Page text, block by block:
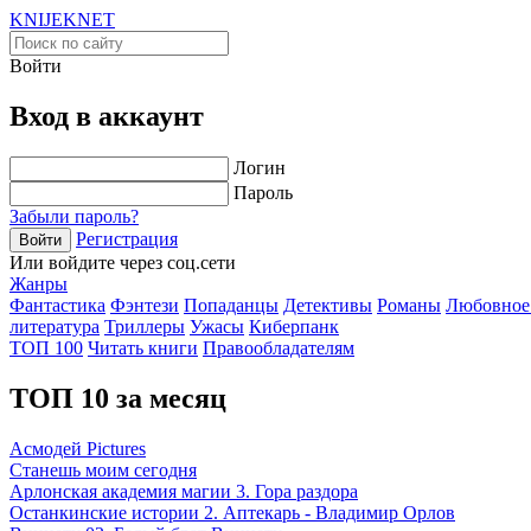
KNIJEKNET
Войти
Вход в аккаунт
Логин
Пароль
Забыли пароль?
Войти
Регистрация
Или войдите через соц.сети
Жанры
Фантастика Фэнтези Попаданцы Детективы Романы Любовное
литература Триллеры Ужасы Киберпанк
ТОП 100 Читать книги Правообладателям
ТОП 10 за месяц
Асмодей Pictures
Станешь моим сегодня
Арлонская академия магии 3. Гора раздора
Останкинские истории 2. Аптекарь - Владимир Орлов